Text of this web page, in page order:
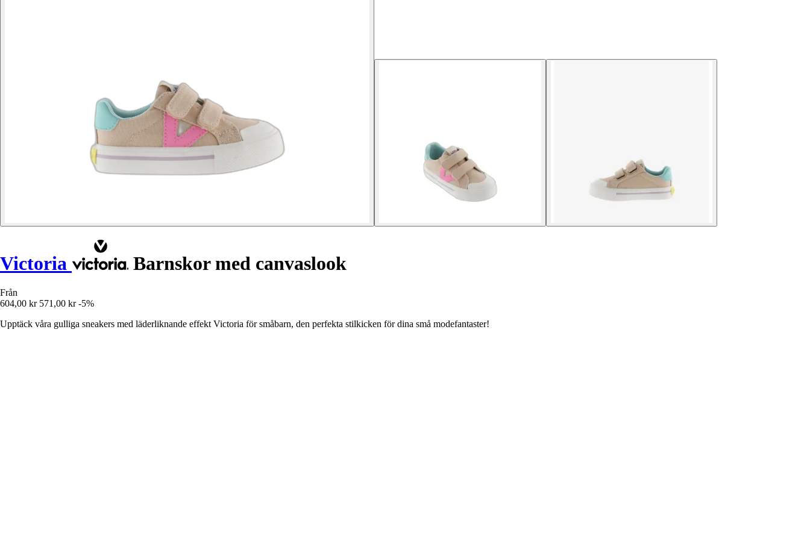
Victoria Barnskor med canvaslook
Från
604,00 kr 571,00 kr -5%
Upptäck våra gulliga sneakers med läderliknande effekt Victoria för småbarn, den perfekta stilkicken för dina små modefantaster!